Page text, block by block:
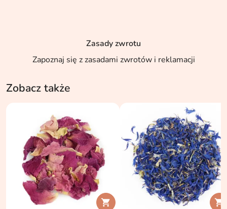
Zasady zwrotu
Zapoznaj się z zasadami zwrotów i reklamacji
Zobacz także
 